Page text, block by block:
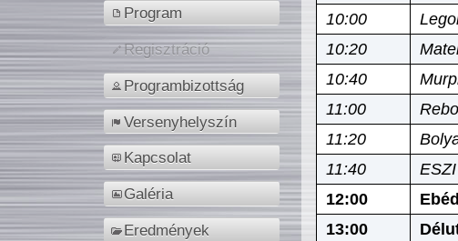
Program
Regisztráció
Programbizottság
Versenyhelyszín
Kapcsolat
Galéria
Eredmények
10:00
10:20
10:40
11:00
11:20
11:40
12:00
Ebéd
13:00